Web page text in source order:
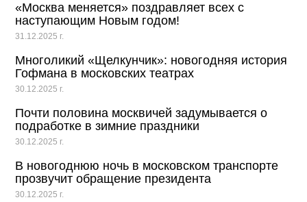
«Москва меняется» поздравляет всех с
наступающим Новым годом!
31.12.2025 г.
Многоликий «Щелкунчик»: новогодняя история
Гофмана в московских театрах
30.12.2025 г.
Почти половина москвичей задумывается о
подработке в зимние праздники
30.12.2025 г.
В новогоднюю ночь в московском транспорте
прозвучит обращение президента
30.12.2025 г.